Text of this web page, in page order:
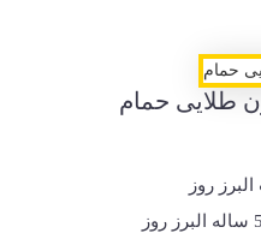
طلایی حمام
روز